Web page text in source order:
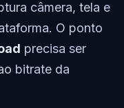
câmera, tela e
O ponto
precisa ser
bitrate da